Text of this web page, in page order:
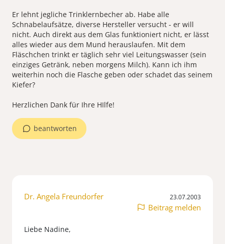
Er lehnt jegliche Trinklernbecher ab. Habe alle
Schnabelaufsätze, diverse Hersteller versucht - er will
nicht. Auch direkt aus dem Glas funktioniert nicht, er lässt
alles wieder aus dem Mund herauslaufen. Mit dem
Fläschchen trinkt er täglich sehr viel Leitungswasser (sein
einziges Getränk, neben morgens Milch). Kann ich ihm
weiterhin noch die Flasche geben oder schadet das seinem
Kiefer?
Herzlichen Dank für Ihre HIlfe!
beantworten
Dr. Angela Freundorfer 23.07.2003
Beitrag melden
Liebe Nadine,